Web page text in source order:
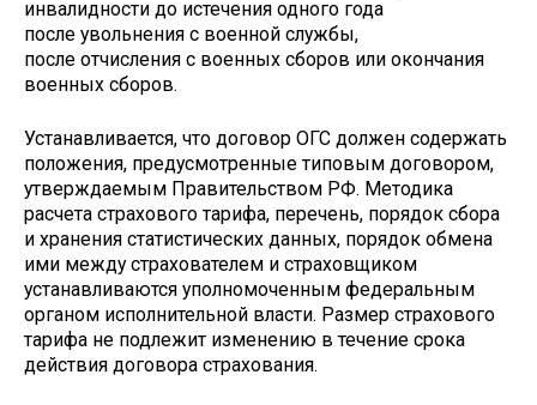
инвалидности до истечения одного года
после увольнения с военной службы,
после отчисления с военных сборов или окончания
военных сборов.
Устанавливается, что договор ОГС должен содержать
положения, предусмотренные типовым договором,
утверждаемым Правительством РФ. Методика
расчета страхового тарифа, перечень, порядок сбора
и хранения статистических данных, порядок обмена
ими между страхователем и страховщиком
устанавливаются уполномоченным федеральным
органом исполнительной власти. Размер страхового
тарифа не подлежит изменению в течение срока
действия договора страхования.